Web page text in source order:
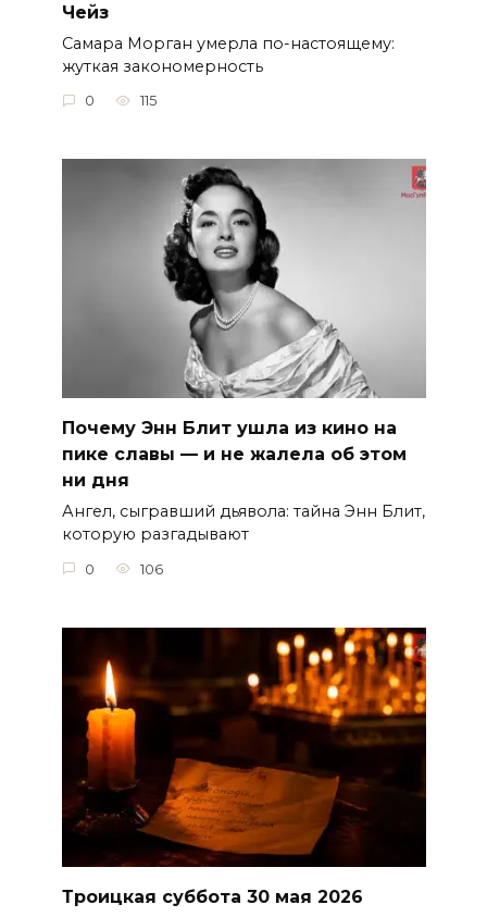
Чейз
Самара Морган умерла по-настоящему:
жуткая закономерность
0 115
Почему Энн Блит ушла из кино на
пике славы — и не жалела об этом
ни дня
Ангел, сыгравший дьявола: тайна Энн Блит,
которую разгадывают
0 106
Троицкая суббота 30 мая 2026